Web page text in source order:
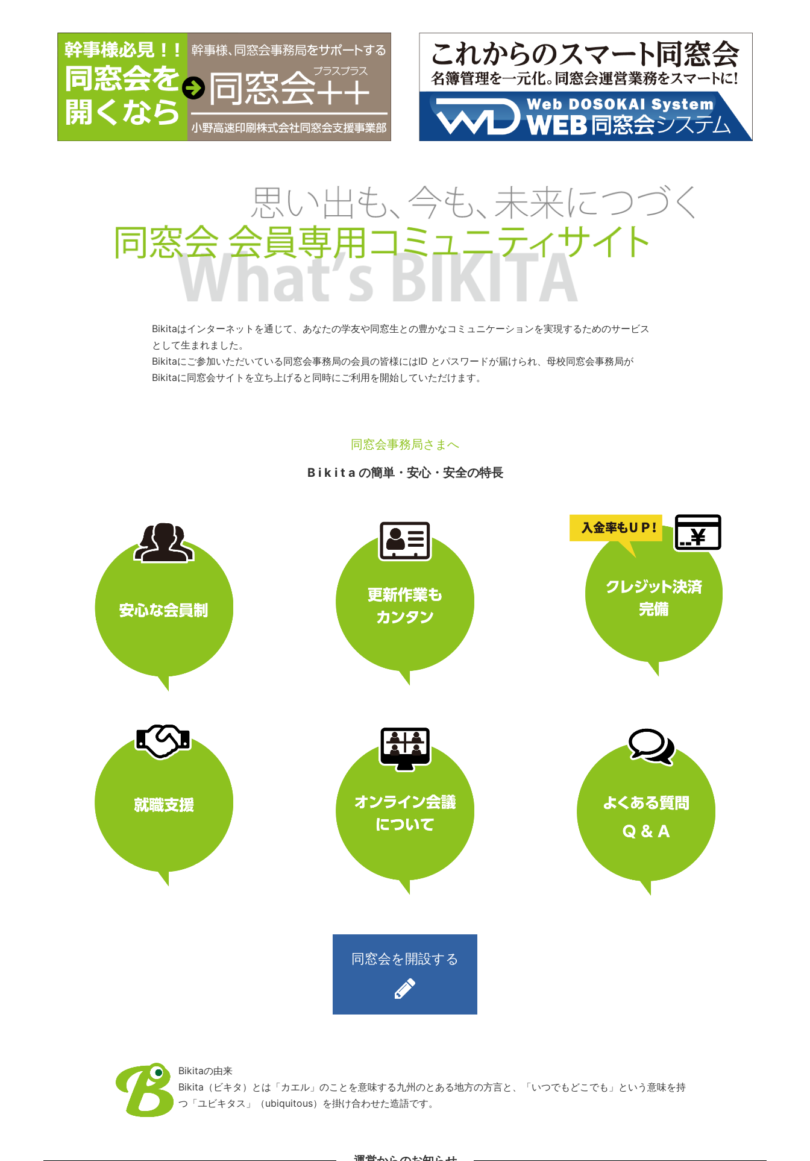
Bikitaはインターネットを通じて、あなたの学友や同窓生との豊かなコミュニケーションを実現するためのサービス
として生まれました。
Bikitaにご参加いただいている同窓会事務局の会員の皆様にはID とパスワードが届けられ、母校同窓会事務局が
Bikitaに同窓会サイトを立ち上げると同時にご利用を開始していただけます。
同窓会事務局さまへ
B i k i t a の簡単・安心・安全の特長
同窓会を開設する
Bikitaの由来
Bikita（ビキタ）とは「カエル」のことを意味する九州のとある地方の方言と、「いつでもどこでも」という意味を持
つ「ユビキタス」（ubiquitous）を掛け合わせた造語です。